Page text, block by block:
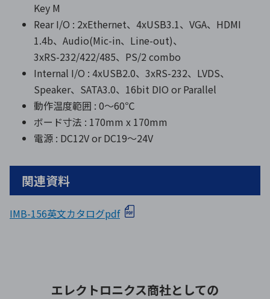
Key M
Rear I/O : 2xEthernet、4xUSB3.1、VGA、HDMI
1.4b、Audio(Mic-in、Line-out)、
3xRS-232/422/485、PS/2 combo
Internal I/O : 4xUSB2.0、3xRS-232、LVDS、
Speaker、SATA3.0、16bit DIO or Parallel
動作温度範囲 : 0～60℃
ボード寸法 : 170mm x 170mm
電源 : DC12V or DC19～24V
関連資料
IMB-156英文カタログpdf
エレクトロニクス商社としての